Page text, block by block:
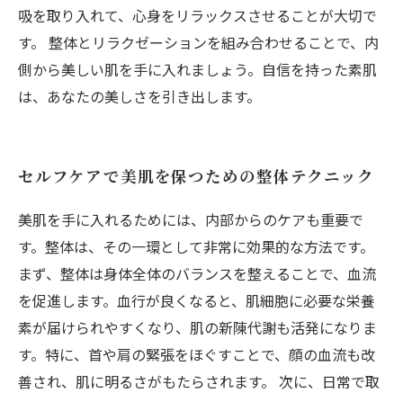
吸を取り入れて、心身をリラックスさせることが大切で
す。 整体とリラクゼーションを組み合わせることで、内
側から美しい肌を手に入れましょう。自信を持った素肌
は、あなたの美しさを引き出します。
セルフケアで美肌を保つための整体テクニック
美肌を手に入れるためには、内部からのケアも重要で
す。整体は、その一環として非常に効果的な方法です。
まず、整体は身体全体のバランスを整えることで、血流
を促進します。血行が良くなると、肌細胞に必要な栄養
素が届けられやすくなり、肌の新陳代謝も活発になりま
す。特に、首や肩の緊張をほぐすことで、顔の血流も改
善され、肌に明るさがもたらされます。 次に、日常で取